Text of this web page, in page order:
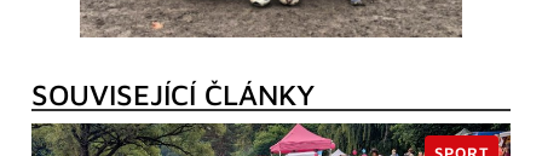
SOUVISEJÍCÍ ČLÁNKY